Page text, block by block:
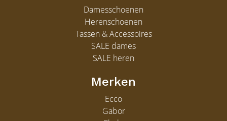
Damesschoenen
Herenschoenen
Tassen & Accessoires
SALE dames
SALE heren
Merken
Ecco
Gabor